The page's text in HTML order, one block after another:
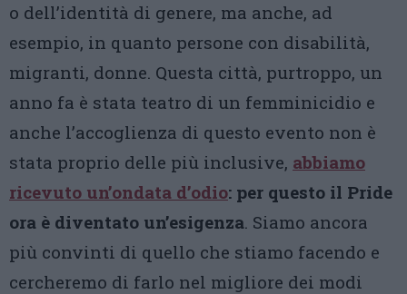
o dell’identità di genere, ma anche, ad
esempio, in quanto persone con disabilità,
migranti, donne. Questa città, purtroppo, un
anno fa è stata teatro di un femminicidio e
anche l’accoglienza di questo evento non è
stata proprio delle più inclusive, abbiamo
ricevuto un’ondata d’odio: per questo il Pride
ora è diventato un’esigenza. Siamo ancora
più convinti di quello che stiamo facendo e
cercheremo di farlo nel migliore dei modi